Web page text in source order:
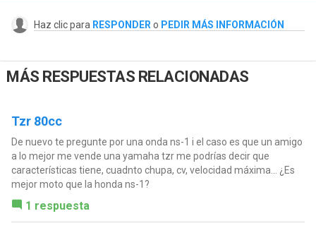
Haz clic para RESPONDER o PEDIR MÁS INFORMACIÓN
MÁS RESPUESTAS RELACIONADAS
Tzr 80cc
De nuevo te pregunte por una onda ns-1 i el caso es que un amigo
a lo mejor me vende una yamaha tzr me podrías decir que
características tiene, cuadnto chupa, cv, velocidad máxima... ¿Es
mejor moto que la honda ns-1?
1 respuesta